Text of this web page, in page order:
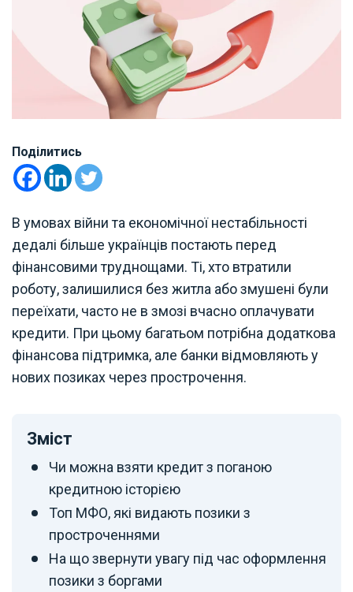
Поділитись
В умовах війни та економічної нестабільності
дедалі більше українців постають перед
фінансовими труднощами. Ті, хто втратили
роботу, залишилися без житла або змушені були
переїхати, часто не в змозі вчасно оплачувати
кредити. При цьому багатьом потрібна додаткова
фінансова підтримка, але банки відмовляють у
нових позиках через прострочення.
Зміст
Чи можна взяти кредит з поганою
кредитною історією
Топ МФО, які видають позики з
простроченнями
На що звернути увагу під час оформлення
позики з боргами